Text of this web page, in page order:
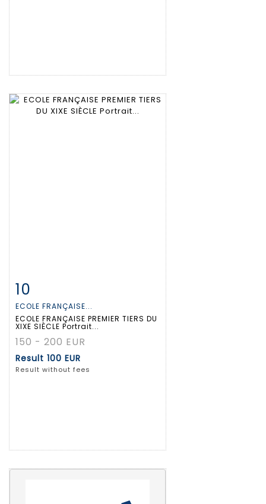
Item detail
10
ECOLE FRANÇAISE...
ECOLE FRANÇAISE PREMIER TIERS DU
XIXE SIÈCLE Portrait...
150 - 200 EUR
Result 100 EUR
Result without fees